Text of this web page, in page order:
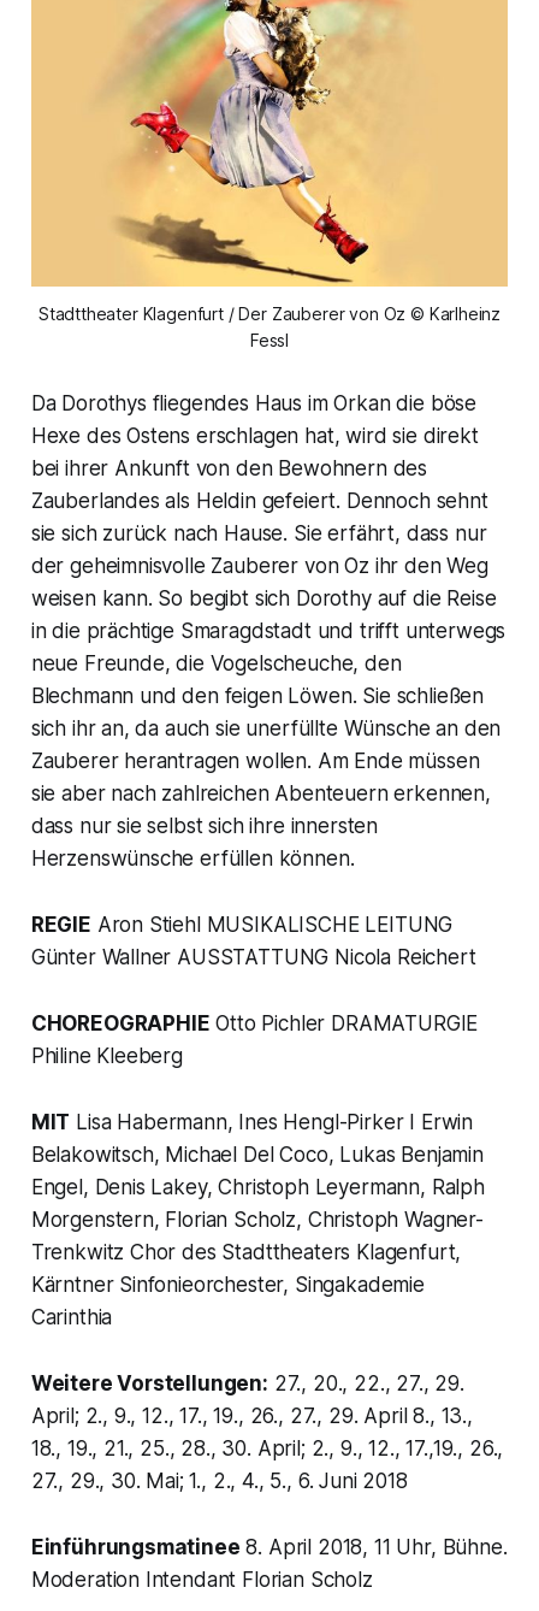
Stadttheater Klagenfurt / Der Zauberer von Oz © Karlheinz
Fessl
Da Dorothys fliegendes Haus im Orkan die böse
Hexe des Ostens erschlagen hat, wird sie direkt
bei ihrer Ankunft von den Bewohnern des
Zauberlandes als Heldin gefeiert. Dennoch sehnt
sie sich zurück nach Hause. Sie erfährt, dass nur
der geheimnisvolle Zauberer von Oz ihr den Weg
weisen kann. So begibt sich Dorothy auf die Reise
in die prächtige Smaragdstadt und trifft unterwegs
neue Freunde, die Vogelscheuche, den
Blechmann und den feigen Löwen. Sie schließen
sich ihr an, da auch sie unerfüllte Wünsche an den
Zauberer herantragen wollen. Am Ende müssen
sie aber nach zahlreichen Abenteuern erkennen,
dass nur sie selbst sich ihre innersten
Herzenswünsche erfüllen können.
REGIE Aron Stiehl MUSIKALISCHE LEITUNG
Günter Wallner AUSSTATTUNG Nicola Reichert
CHOREOGRAPHIE Otto Pichler DRAMATURGIE
Philine Kleeberg
MIT Lisa Habermann, Ines Hengl-Pirker I Erwin
Belakowitsch, Michael Del Coco, Lukas Benjamin
Engel, Denis Lakey, Christoph Leyermann, Ralph
Morgenstern, Florian Scholz, Christoph Wagner-
Trenkwitz Chor des Stadttheaters Klagenfurt,
Kärntner Sinfonieorchester, Singakademie
Carinthia
Weitere Vorstellungen: 27., 20., 22., 27., 29.
April; 2., 9., 12., 17., 19., 26., 27., 29. April 8., 13.,
18., 19., 21., 25., 28., 30. April; 2., 9., 12., 17.,19., 26.,
27., 29., 30. Mai; 1., 2., 4., 5., 6. Juni 2018
Einführungsmatinee 8. April 2018, 11 Uhr, Bühne.
Moderation Intendant Florian Scholz